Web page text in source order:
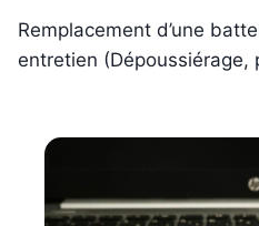
Remplacement d’une
entretien (Dépoussiérage,